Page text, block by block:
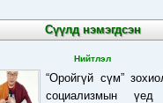
Сүүлд нэмэгдсэн
Нийтлэл
“Оройгүй сүм”
социализмын үед